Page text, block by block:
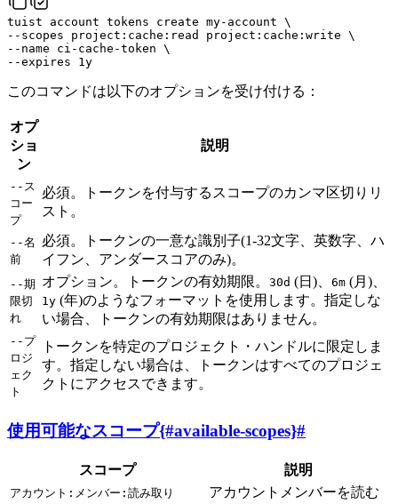
tuist account tokens create my-account \
--scopes
project:cache:read project:cache:write \
--name
ci-cache-token \
--expires
1y
このコマンドは以下のオプションを受け付ける：
オプ
ショ
ン
説明
--ス
コー
プ
必須。トークンを付与するスコープのカンマ区切りリ
スト。
--名
前
必須。トークンの一意な識別子(1-32文字、英数字、ハ
イフン、アンダースコアのみ)。
--期
限切
れ
オプション。トークンの有効期限。 30d (日)、 6m (月)、
1y (年)のようなフォーマットを使用します。指定しな
い場合、トークンの有効期限はありません。
--プ
ロジ
ェク
ト
トークンを特定のプロジェクト・ハンドルに限定しま
す。指定しない場合は、トークンはすべてのプロジェ
クトにアクセスできます。
使用可能なスコープ{#available-scopes}#
スコープ 説明
アカウント:メンバー:読み取り アカウントメンバーを読む